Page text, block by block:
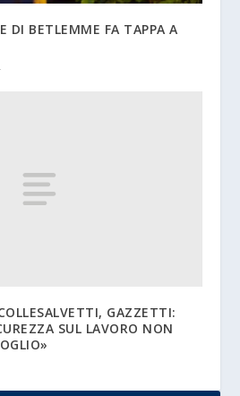
DI BETLEMME FA TAPPA A
GAZZETTI:
SUL LAVORO NON